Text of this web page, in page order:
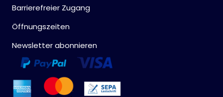
Barrierefreier Zugang
Öffnungszeiten
Newsletter abonnieren